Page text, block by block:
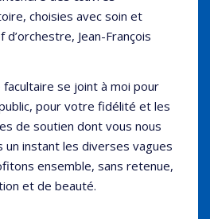
choisies avec soin et
Jean-François
se joint à moi pour
pour votre fidélité et les
de soutien dont vous nous
un instant les diverses vagues
ensemble, sans retenue,
et de beauté.